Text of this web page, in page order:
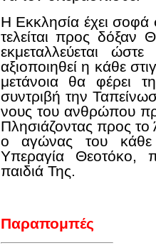
Η Εκκλησία έχει σοφά
τελείται προς δόξαν
εκμεταλλεύεται
αξιοποιηθεί η κάθε
μετάνοια θα φέρει
συντριβή την
νους του ανθρώπου
Πλησιάζοντας προς το
ο αγώνας του κάθε
Υπεραγία Θεοτόκο,
παιδιά Της.
Παραπομπές